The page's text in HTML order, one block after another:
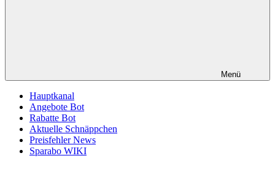
Menü
Hauptkanal
Angebote Bot
Rabatte Bot
Aktuelle Schnäppchen
Preisfehler News
Sparabo WIKI